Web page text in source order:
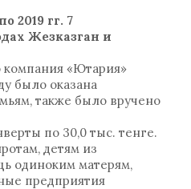
2019 гг. 7
Жезказган и
компания «Ютария»
было оказана
также было вручено
по 30,0 тыс. тенге.
детям из
одиноким матерям,
предприятия